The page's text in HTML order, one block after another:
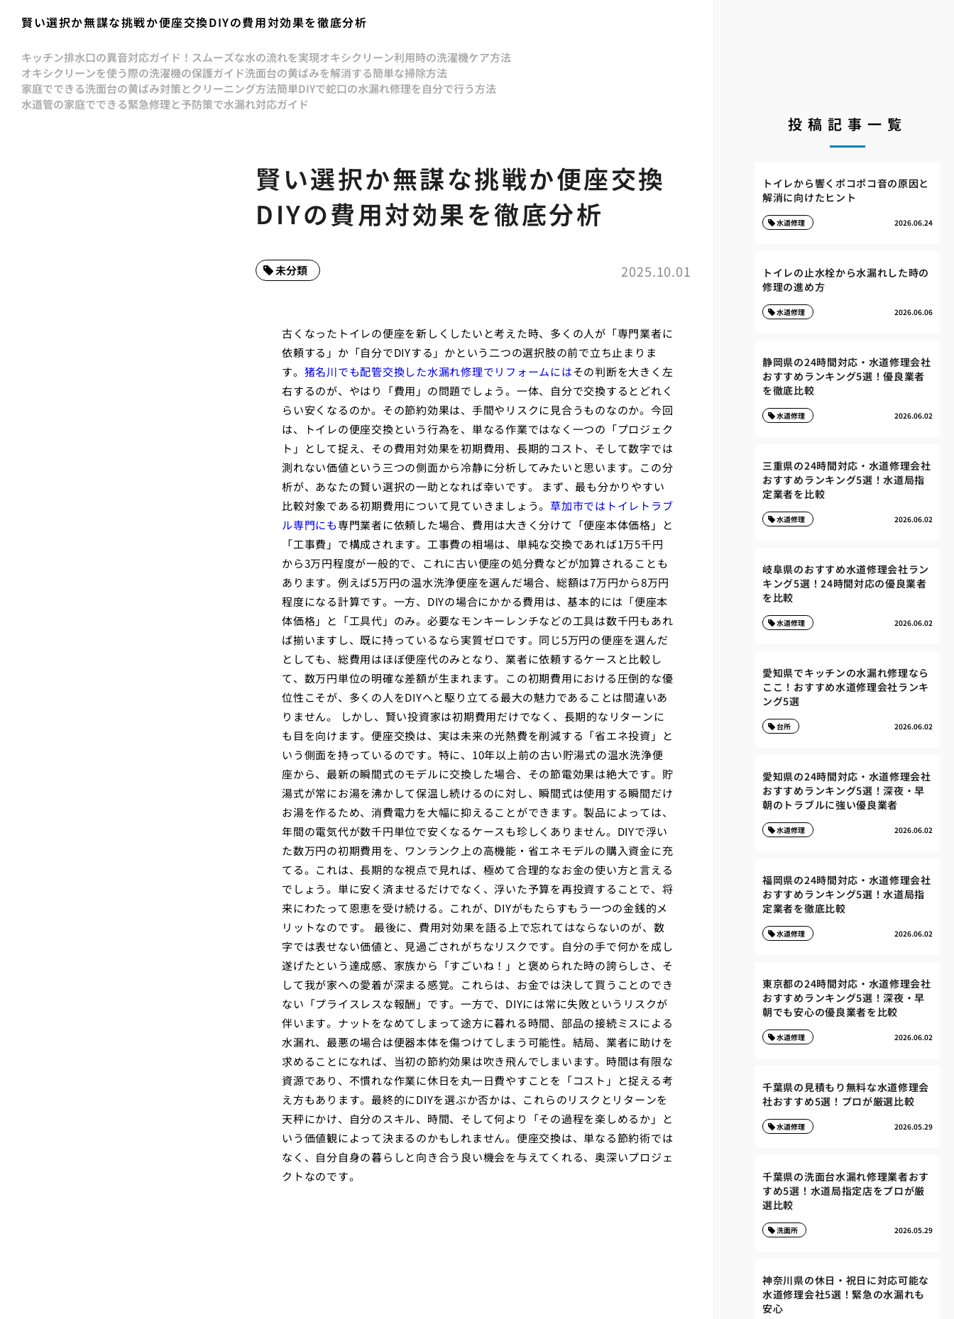
賢い選択か無謀な挑戦か便座交換DIYの費用対効果を徹底分析
キッチン排水口の異音対応ガイド！スムーズな水の流れを実現オキシクリーン利用時の洗濯機ケア方法
オキシクリーンを使う際の洗濯機の保護ガイド洗面台の黄ばみを解消する簡単な掃除方法
家庭でできる洗面台の黄ばみ対策とクリーニング方法簡単DIYで蛇口の水漏れ修理を自分で行う方法
水道管の家庭でできる緊急修理と予防策で水漏れ対応ガイド
賢い選択か無謀な挑戦か便座交換
DIYの費用対効果を徹底分析
2025.10.01
未分類
古くなったトイレの便座を新しくしたいと考えた時、多くの人が「専門業者に
依頼する」か「自分でDIYする」かという二つの選択肢の前で立ち止まりま
す。 猪名川でも配管交換した水漏れ修理でリフォームにはその判断を大きく左
右するのが、やはり「費用」の問題でしょう。一体、自分で交換するとどれく
らい安くなるのか。その節約効果は、手間やリスクに見合うものなのか。今回
は、トイレの便座交換という行為を、単なる作業ではなく一つの「プロジェク
ト」として捉え、その費用対効果を初期費用、長期的コスト、そして数字では
測れない価値という三つの側面から冷静に分析してみたいと思います。この分
析が、あなたの賢い選択の一助となれば幸いです。 まず、最も分かりやすい
比較対象である初期費用について見ていきましょう。 草加市ではトイレトラブ
ル専門にも専門業者に依頼した場合、費用は大きく分けて「便座本体価格」と
「工事費」で構成されます。工事費の相場は、単純な交換であれば1万5千円
から3万円程度が一般的で、これに古い便座の処分費などが加算されることも
あります。例えば5万円の温水洗浄便座を選んだ場合、総額は7万円から8万円
程度になる計算です。一方、DIYの場合にかかる費用は、基本的には「便座本
体価格」と「工具代」のみ。必要なモンキーレンチなどの工具は数千円もあれ
ば揃いますし、既に持っているなら実質ゼロです。同じ5万円の便座を選んだ
としても、総費用はほぼ便座代のみとなり、業者に依頼するケースと比較し
て、数万円単位の明確な差額が生まれます。この初期費用における圧倒的な優
位性こそが、多くの人をDIYへと駆り立てる最大の魅力であることは間違いあ
りません。 しかし、賢い投資家は初期費用だけでなく、長期的なリターンに
も目を向けます。便座交換は、実は未来の光熱費を削減する「省エネ投資」と
いう側面を持っているのです。特に、10年以上前の古い貯湯式の温水洗浄便
座から、最新の瞬間式のモデルに交換した場合、その節電効果は絶大です。貯
湯式が常にお湯を沸かして保温し続けるのに対し、瞬間式は使用する瞬間だけ
お湯を作るため、消費電力を大幅に抑えることができます。製品によっては、
年間の電気代が数千円単位で安くなるケースも珍しくありません。DIYで浮い
た数万円の初期費用を、ワンランク上の高機能・省エネモデルの購入資金に充
てる。これは、長期的な視点で見れば、極めて合理的なお金の使い方と言える
でしょう。単に安く済ませるだけでなく、浮いた予算を再投資することで、将
来にわたって恩恵を受け続ける。これが、DIYがもたらすもう一つの金銭的メ
リットなのです。 最後に、費用対効果を語る上で忘れてはならないのが、数
字では表せない価値と、見過ごされがちなリスクです。自分の手で何かを成し
遂げたという達成感、家族から「すごいね！」と褒められた時の誇らしさ、そ
して我が家への愛着が深まる感覚。これらは、お金では決して買うことのでき
ない「プライスレスな報酬」です。一方で、DIYには常に失敗というリスクが
伴います。ナットをなめてしまって途方に暮れる時間、部品の接続ミスによる
水漏れ、最悪の場合は便器本体を傷つけてしまう可能性。結局、業者に助けを
求めることになれば、当初の節約効果は吹き飛んでしまいます。時間は有限な
資源であり、不慣れな作業に休日を丸一日費やすことを「コスト」と捉える考
え方もあります。最終的にDIYを選ぶか否かは、これらのリスクとリターンを
天秤にかけ、自分のスキル、時間、そして何より「その過程を楽しめるか」と
いう価値観によって決まるのかもしれません。便座交換は、単なる節約術では
なく、自分自身の暮らしと向き合う良い機会を与えてくれる、奥深いプロジェ
クトなのです。
投稿記事一覧
トイレから響くポコポコ音の原因と
解消に向けたヒント
2026.06.24
水道修理
トイレの止水栓から水漏れした時の
修理の進め方
2026.06.06
水道修理
静岡県の24時間対応・水道修理会社
おすすめランキング5選！優良業者
を徹底比較
2026.06.02
水道修理
三重県の24時間対応・水道修理会社
おすすめランキング5選！水道局指
定業者を比較
2026.06.02
水道修理
岐阜県のおすすめ水道修理会社ラン
キング5選！24時間対応の優良業者
を比較
2026.06.02
水道修理
愛知県でキッチンの水漏れ修理なら
ここ！おすすめ水道修理会社ランキ
ング5選
2026.06.02
台所
愛知県の24時間対応・水道修理会社
おすすめランキング5選！深夜・早
朝のトラブルに強い優良業者
2026.06.02
水道修理
福岡県の24時間対応・水道修理会社
おすすめランキング5選！水道局指
定業者を徹底比較
2026.06.02
水道修理
東京都の24時間対応・水道修理会社
おすすめランキング5選！深夜・早
朝でも安心の優良業者を比較
2026.06.02
水道修理
千葉県の見積もり無料な水道修理会
社おすすめ5選！プロが厳選比較
2026.05.29
水道修理
千葉県の洗面台水漏れ修理業者おす
すめ5選！水道局指定店をプロが厳
選比較
2026.05.29
洗面所
神奈川県の休日・祝日に対応可能な
水道修理会社5選！緊急の水漏れも
安心